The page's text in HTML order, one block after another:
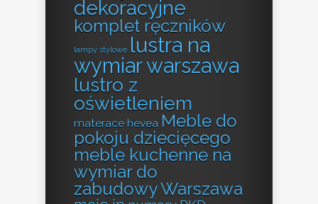
dekoracyjne
komplet ręczników
lampy stylowe lustra na
wymiar warszawa
lustro z
oświetleniem
materace hevea Meble do
pokoju dziecięcego
meble kuchenne na
wymiar do
zabudowy Warszawa